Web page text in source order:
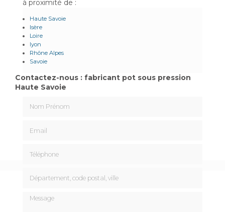
à proximité de :
Haute Savoie
Isère
Loire
lyon
Rhône Alpes
Savoie
Contactez-nous : fabricant pot sous pression
Haute Savoie
Message